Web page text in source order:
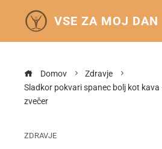
VSE ZA MOJ DAN
Domov
Zdravje
Sladkor pokvari spanec bolj kot kava
zvečer
ZDRAVJE